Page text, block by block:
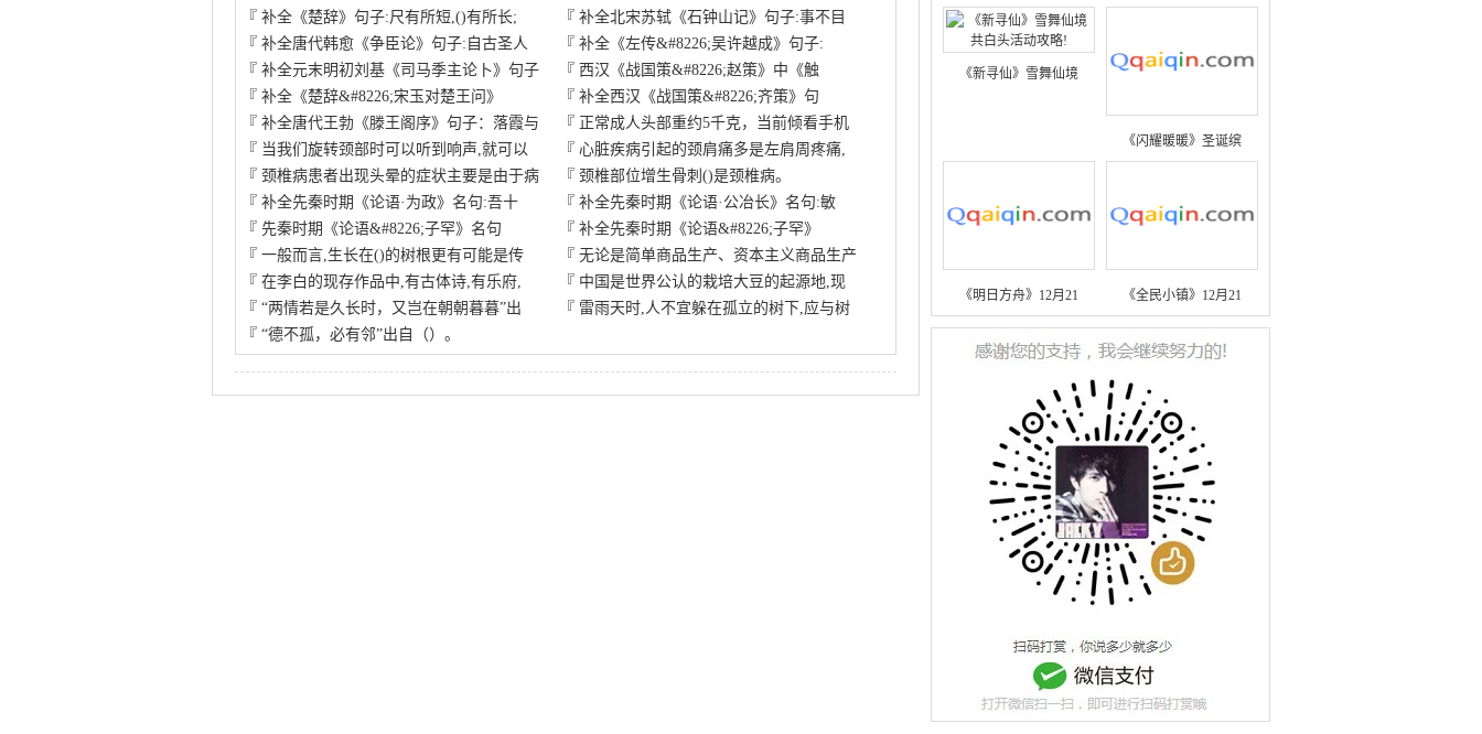
『 补全《楚辞》句子:尺有所短,()有所长; 『补全北宋苏轼《石钟山记》句子:事不目
『 补全唐代韩愈《争臣论》句子:自古圣人 『补全《左传&#8226;吴许越成》句子:
『 补全元末明初刘基《司马季主论卜》句子 『 西汉《战国策&#8226;赵策》中《触
『 补全《楚辞&#8226;宋玉对楚王问》 『补全西汉《战国策&#8226;齐策》句
『 补全唐代王勃《滕王阁序》句子：落霞与 『 正常成人头部重约5千克，当前倾看手机
『 当我们旋转颈部时可以听到响声,就可以 『心脏疾病引起的颈肩痛多是左肩周疼痛,
『 颈椎病患者出现头晕的症状主要是由于病 『颈椎部位增生骨刺()是颈椎病。
『 补全先秦时期《论语·为政》名句:吾十 『补全先秦时期《论语·公冶长》名句:敏
『 先秦时期《论语&#8226;子罕》名句 『补全先秦时期《论语&#8226;子罕》
『 一般而言,生长在()的树根更有可能是传 『无论是简单商品生产、资本主义商品生产
『 在李白的现存作品中,有古体诗,有乐府, 『 中国是世界公认的栽培大豆的起源地,现
『 “两情若是久长时，又岂在朝朝暮暮”出 『 雷雨天时,人不宜躲在孤立的树下,应与树
『 “德不孤，必有邻”出自（）。
《新寻仙》雪舞仙境
《闪耀暖暖》圣诞缤
《明日方舟》12月21 《全民小镇》12月21